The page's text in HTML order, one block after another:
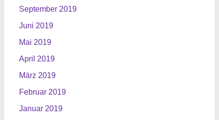
September 2019
Juni 2019
Mai 2019
April 2019
März 2019
Februar 2019
Januar 2019